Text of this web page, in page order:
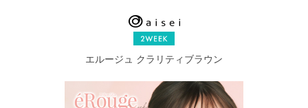
エルージュ クラリティブラウン